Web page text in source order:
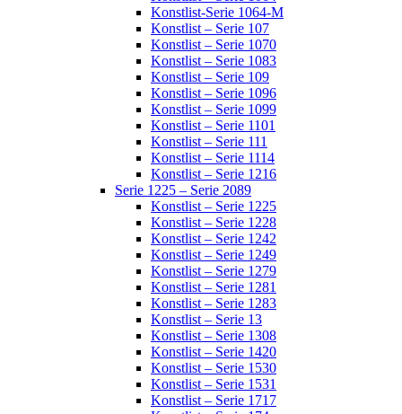
Konstlist-Serie 1064-M
Konstlist – Serie 107
Konstlist – Serie 1070
Konstlist – Serie 1083
Konstlist – Serie 109
Konstlist – Serie 1096
Konstlist – Serie 1099
Konstlist – Serie 1101
Konstlist – Serie 111
Konstlist – Serie 1114
Konstlist – Serie 1216
Serie 1225 – Serie 2089
Konstlist – Serie 1225
Konstlist – Serie 1228
Konstlist – Serie 1242
Konstlist – Serie 1249
Konstlist – Serie 1279
Konstlist – Serie 1281
Konstlist – Serie 1283
Konstlist – Serie 13
Konstlist – Serie 1308
Konstlist – Serie 1420
Konstlist – Serie 1530
Konstlist – Serie 1531
Konstlist – Serie 1717